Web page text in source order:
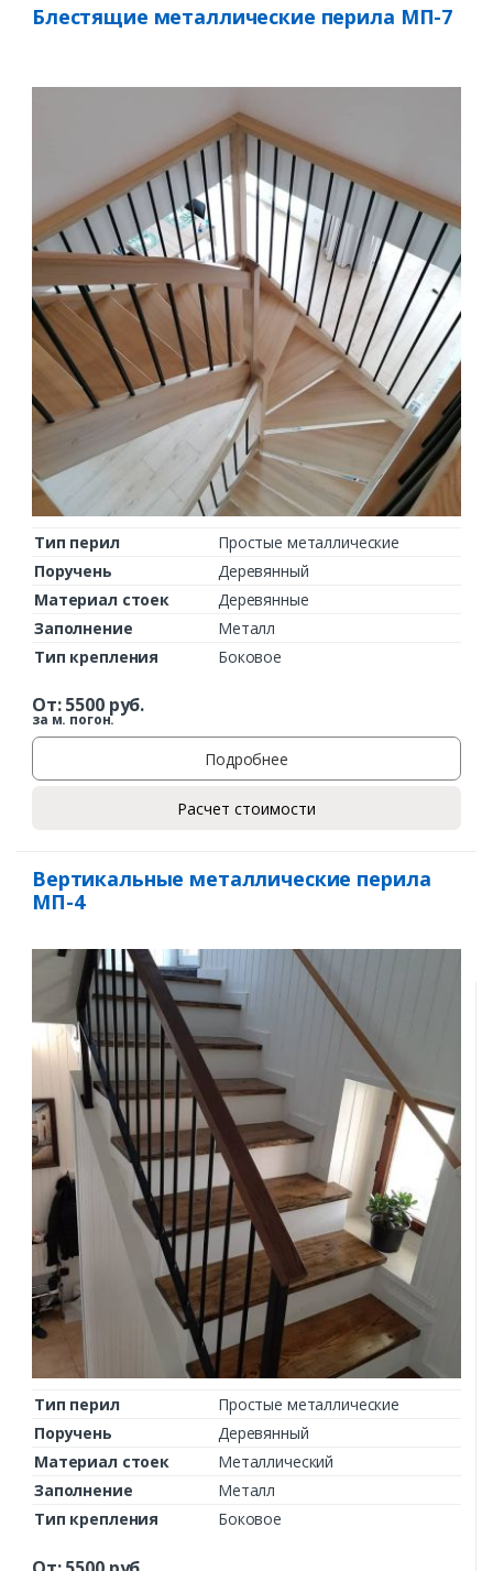
Блестящие металлические перила МП-7
Тип перил
Простые металлические
Поручень
Деревянный
Материал стоек
Деревянные
Заполнение
Металл
Тип крепления
Боковое
От:5500руб.
за м. погон.
Подробнее
Расчет стоимости
Вертикальные металлические перила
МП-4
Тип перил
Простые металлические
Поручень
Деревянный
Материал стоек
Металлический
Заполнение
Металл
Тип крепления
Боковое